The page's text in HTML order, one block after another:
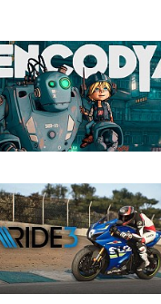
Encodya v1.09